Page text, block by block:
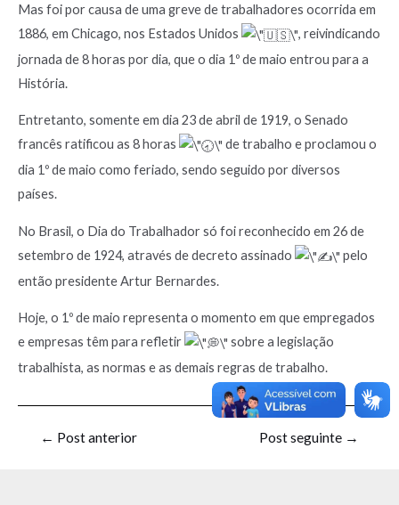
Mas foi por causa de uma greve de trabalhadores ocorrida em
1886, em Chicago, nos Estados Unidos
, reivindicando
jornada de 8 horas por dia, que o dia 1º de maio entrou para a
História.
Entretanto, somente em dia 23 de abril de 1919, o Senado
francês ratificou as 8 horas
de trabalho e proclamou o
dia 1º de maio como feriado, sendo seguido por diversos
países.
No Brasil, o Dia do Trabalhador só foi reconhecido em 26 de
setembro de 1924, através de decreto assinado
pelo
então presidente Artur Bernardes.
Hoje, o 1º de maio representa o momento em que empregados
e empresas têm para refletir
sobre a legislação
trabalhista, as normas e as demais regras de trabalho.
← Post anterior Post seguinte →